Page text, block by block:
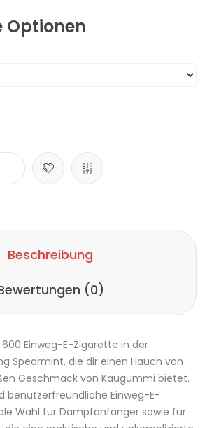
Optionen
Beschreibung
(0)
Einweg-E-Zigarette in der
Spearmint, die dir einen Hauch von
Geschmack von Kaugummi bietet.
benutzerfreundliche Einweg-E-
Wahl für Dampfanfänger sowie für